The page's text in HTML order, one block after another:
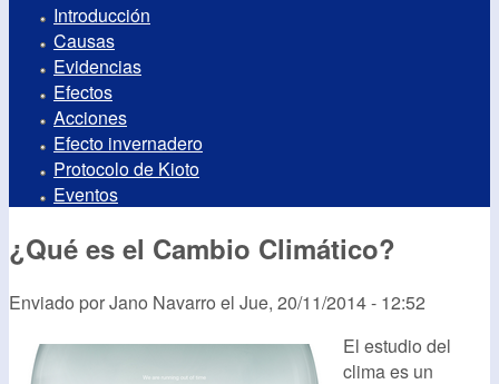
Introducción
Causas
Evidencias
Efectos
Acciones
Efecto invernadero
Protocolo de Kioto
Eventos
¿Qué es el Cambio Climático?
Enviado porJano Navarro el Jue, 20/11/2014 - 12:52
El estudio del
clima es un